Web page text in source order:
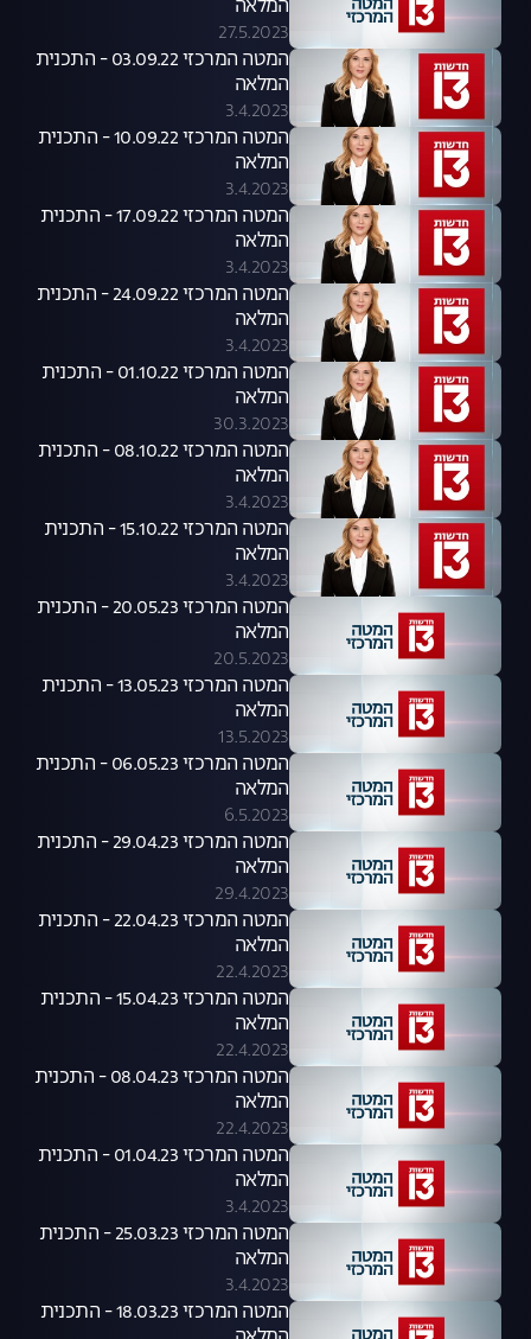
המלאה
27.5.2023
המטה המרכזי 03.09.22 - התכנית
המלאה
3.4.2023
המטה המרכזי 10.09.22 - התכנית
המלאה
3.4.2023
המטה המרכזי 17.09.22 - התכנית
המלאה
3.4.2023
המטה המרכזי 24.09.22 - התכנית
המלאה
3.4.2023
המטה המרכזי 01.10.22 - התכנית
המלאה
30.3.2023
המטה המרכזי 08.10.22 - התכנית
המלאה
3.4.2023
המטה המרכזי 15.10.22 - התכנית
המלאה
3.4.2023
המטה המרכזי 20.05.23 - התכנית
המלאה
20.5.2023
המטה המרכזי 13.05.23 - התכנית
המלאה
13.5.2023
המטה המרכזי 06.05.23 - התכנית
המלאה
6.5.2023
המטה המרכזי 29.04.23 - התכנית
המלאה
29.4.2023
המטה המרכזי 22.04.23 - התכנית
המלאה
22.4.2023
המטה המרכזי 15.04.23 - התכנית
המלאה
22.4.2023
המטה המרכזי 08.04.23 - התכנית
המלאה
22.4.2023
המטה המרכזי 01.04.23 - התכנית
המלאה
3.4.2023
המטה המרכזי 25.03.23 - התכנית
המלאה
3.4.2023
המטה המרכזי 18.03.23 - התכנית